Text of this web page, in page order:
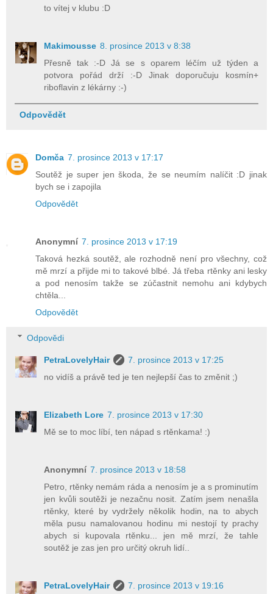
to vítej v klubu :D
Makimousse 8. prosince 2013 v 8:38
Přesně tak :-D Já se s oparem léčím už týden a
potvora pořád drží :-D Jinak doporučuju kosmín+
riboflavin z lékárny :-)
Odpovědět
Domča 7. prosince 2013 v 17:17
Soutěž je super jen škoda, že se neumím nalíčit :D jinak
bych se i zapojila
Odpovědět
Anonymní 7. prosince 2013 v 17:19
Taková hezká soutěž, ale rozhodně není pro všechny, což
mě mrzí a přijde mi to takové blbé. Já třeba rtěnky ani lesky
a pod nenosím takže se zúčastnit nemohu ani kdybych
chtěla...
Odpovědět
Odpovědi
PetraLovelyHair
7. prosince 2013 v 17:25
no vidíš a právě ted je ten nejlepší čas to změnit ;)
Elizabeth Lore 7. prosince 2013 v 17:30
Mě se to moc líbí, ten nápad s rtěnkama! :)
Anonymní 7. prosince 2013 v 18:58
Petro, rtěnky nemám ráda a nenosím je a s prominutím
jen kvůli soutěži je nezačnu nosit. Zatím jsem nenašla
rtěnky, které by vydržely několik hodin, na to abych
měla pusu namalovanou hodinu mi nestojí ty prachy
abych si kupovala rtěnku... jen mě mrzí, že tahle
soutěž je zas jen pro určitý okruh lidí..
PetraLovelyHair
7. prosince 2013 v 19:16